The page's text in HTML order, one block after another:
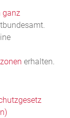
ganz
erhalten.